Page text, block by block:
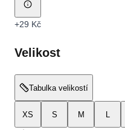
+29 Kč
Velikost
Tabulka velikostí
XS S M L